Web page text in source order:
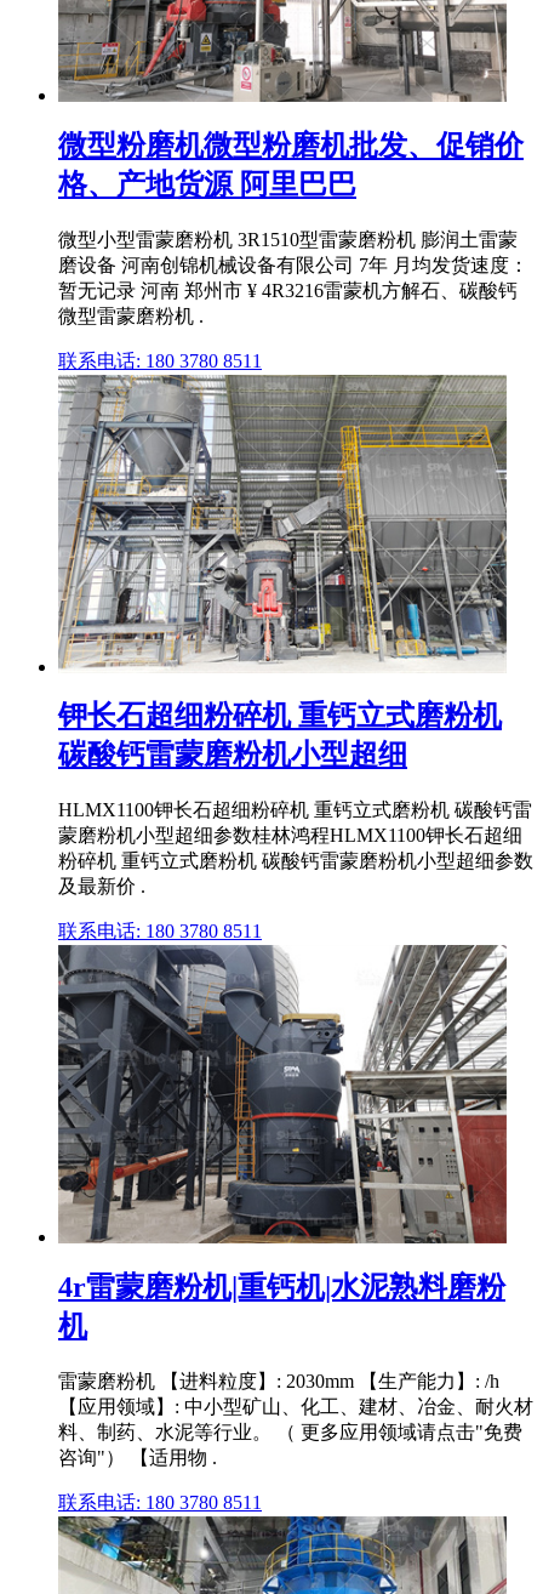
微型粉磨机微型粉磨机批发、促销价
格、产地货源 阿里巴巴
微型小型雷蒙磨粉机 3R1510型雷蒙磨粉机 膨润土雷蒙
磨设备 河南创锦机械设备有限公司 7年 月均发货速度：
暂无记录 河南 郑州市 ¥ 4R3216雷蒙机方解石、碳酸钙
微型雷蒙磨粉机 .
联系电话: 180 3780 8511
钾长石超细粉碎机 重钙立式磨粉机
碳酸钙雷蒙磨粉机小型超细
HLMX1100钾长石超细粉碎机 重钙立式磨粉机 碳酸钙雷
蒙磨粉机小型超细参数桂林鸿程HLMX1100钾长石超细
粉碎机 重钙立式磨粉机 碳酸钙雷蒙磨粉机小型超细参数
及最新价 .
联系电话: 180 3780 8511
4r雷蒙磨粉机|重钙机|水泥熟料磨粉
机
雷蒙磨粉机 【进料粒度】: 2030mm 【生产能力】: /h
【应用领域】: 中小型矿山、化工、建材、冶金、耐火材
料、制药、水泥等行业。 （ 更多应用领域请点击"免费
咨询"） 【适用物 .
联系电话: 180 3780 8511